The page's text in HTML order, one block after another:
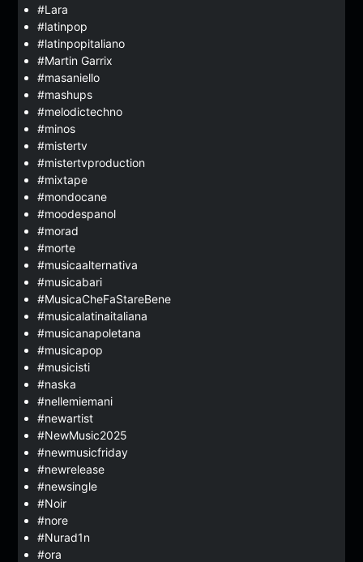
#Lara
#latinpop
#latinpopitaliano
#Martin Garrix
#masaniello
#mashups
#melodictechno
#minos
#mistertv
#mistertvproduction
#mixtape
#mondocane
#moodespanol
#morad
#morte
#musicaalternativa
#musicabari
#MusicaCheFaStareBene
#musicalatinaitaliana
#musicanapoletana
#musicapop
#musicisti
#naska
#nellemiemani
#newartist
#NewMusic2025
#newmusicfriday
#newrelease
#newsingle
#Noir
#nore
#Nurad1n
#ora